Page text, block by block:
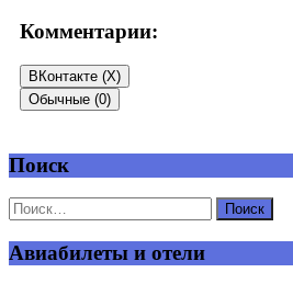
Комментарии:
ВКонтакте (X)
Обычные (0)
Добавить комментарий
Ваш адрес email не будет опубликован.
Поиск
Авиабилеты и отели